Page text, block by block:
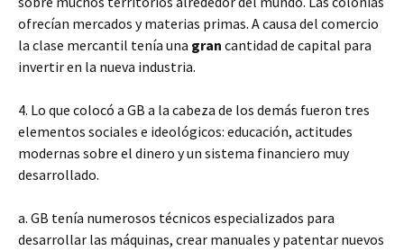
ofrecían mercados y materias primas. A causa del comercio
la clase mercantil tenía una gran cantidad de capital para
invertir en la nueva industria.
4. Lo que colocó a GB a la cabeza de los demás fueron tres
elementos sociales e ideológicos: educación, actitudes
modernas sobre el dinero y un sistema financiero muy
desarrollado.
a. GB tenía numerosos técnicos especializados para
desarrollar las máquinas, crear manuales y patentar nuevos